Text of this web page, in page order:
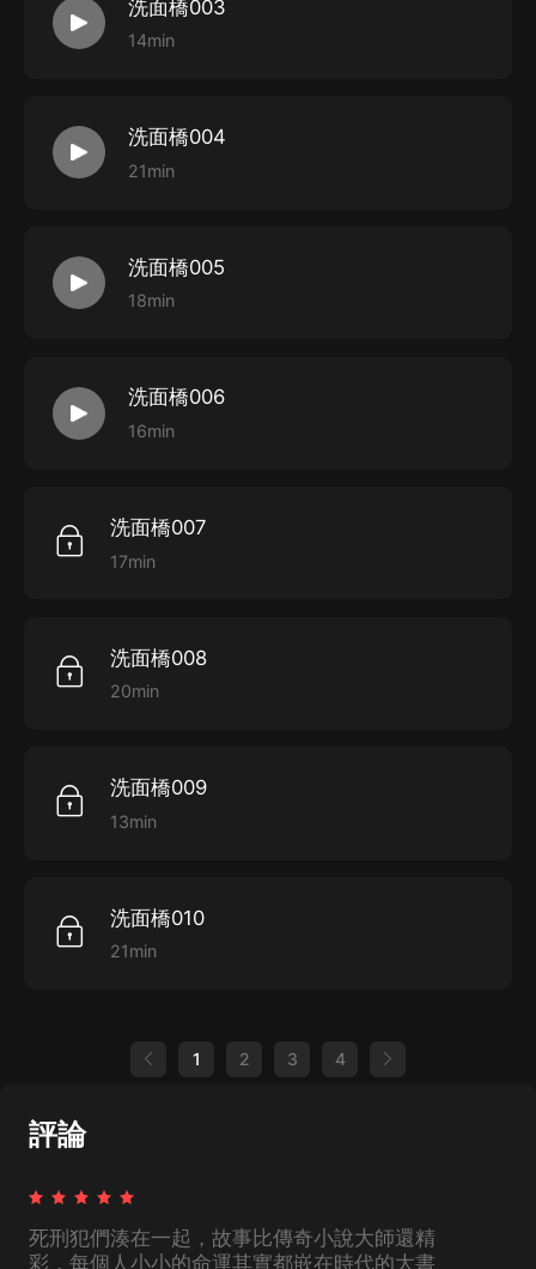
洗面橋003
14min
洗面橋004
21min
洗面橋005
18min
洗面橋006
16min
洗面橋007
17min
洗面橋008
20min
洗面橋009
13min
洗面橋010
21min
1 2 3 4
評論
死刑犯們湊在一起，故事比傳奇小說大師還精
彩，每個人小小的命運其實都嵌在時代的大書